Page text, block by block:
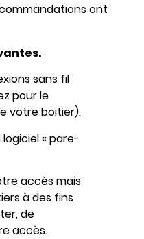
ont
sans fil
pour le
votre boitier).
« pare-
accès mais
à des fins
de
accès.